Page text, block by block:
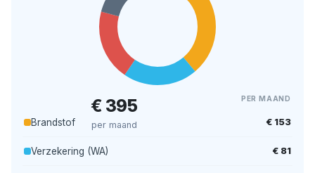
€ 395
per maand
PER MAAND
Brandstof € 153
Verzekering (WA) € 81